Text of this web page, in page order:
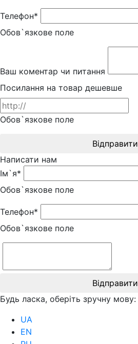
Телефон*
Обов`язкове поле
Ваш коментар чи питання
Посилання на товар дешевше
Обов`язкове поле
Відправити
Написати нам
Ім`я*
Обов`язкове поле
Телефон*
Обов`язкове поле
Відправити
Будь ласка, оберіть зручну мову:
UA
EN